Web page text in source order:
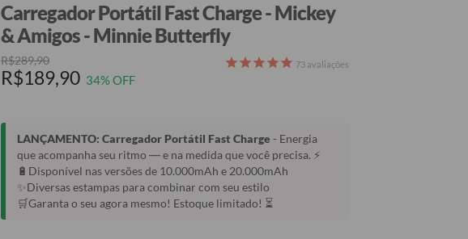
Carregador Portátil Fast Charge - Mickey
& Amigos - Minnie Butterfly
R$289,90
R$189,90 34% OFF
73 avaliações
LANÇAMENTO: Carregador Portátil Fast Charge - Energia
que acompanha seu ritmo — e na medida que você precisa. ⚡
🔋Disponível nas versões de 10.000mAh e 20.000mAh
✨Diversas estampas para combinar com seu estilo
🛒Garanta o seu agora mesmo! Estoque limitado! ⏳